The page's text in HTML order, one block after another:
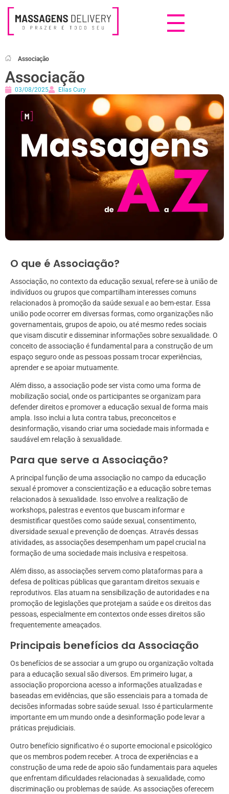
Associação
Associação
03/08/2025 Elias Cury
O que é Associação?
Associação, no contexto da educação sexual, refere-se à união de
indivíduos ou grupos que compartilham interesses comuns
relacionados à promoção da saúde sexual e ao bem-estar. Essa
união pode ocorrer em diversas formas, como organizações não
governamentais, grupos de apoio, ou até mesmo redes sociais
que visam discutir e disseminar informações sobre sexualidade. O
conceito de associação é fundamental para a construção de um
espaço seguro onde as pessoas possam trocar experiências,
aprender e se apoiar mutuamente.
Além disso, a associação pode ser vista como uma forma de
mobilização social, onde os participantes se organizam para
defender direitos e promover a educação sexual de forma mais
ampla. Isso inclui a luta contra tabus, preconceitos e
desinformação, visando criar uma sociedade mais informada e
saudável em relação à sexualidade.
Para que serve a Associação?
A principal função de uma associação no campo da educação
sexual é promover a conscientização e a educação sobre temas
relacionados à sexualidade. Isso envolve a realização de
workshops, palestras e eventos que buscam informar e
desmistificar questões como saúde sexual, consentimento,
diversidade sexual e prevenção de doenças. Através dessas
atividades, as associações desempenham um papel crucial na
formação de uma sociedade mais inclusiva e respeitosa.
Além disso, as associações servem como plataformas para a
defesa de políticas públicas que garantam direitos sexuais e
reprodutivos. Elas atuam na sensibilização de autoridades e na
promoção de legislações que protejam a saúde e os direitos das
pessoas, especialmente em contextos onde esses direitos são
frequentemente ameaçados.
Principais benefícios da Associação
Os benefícios de se associar a um grupo ou organização voltada
para a educação sexual são diversos. Em primeiro lugar, a
associação proporciona acesso a informações atualizadas e
baseadas em evidências, que são essenciais para a tomada de
decisões informadas sobre saúde sexual. Isso é particularmente
importante em um mundo onde a desinformação pode levar a
práticas prejudiciais.
Outro benefício significativo é o suporte emocional e psicológico
que os membros podem receber. A troca de experiências e a
construção de uma rede de apoio são fundamentais para aqueles
que enfrentam dificuldades relacionadas à sexualidade, como
discriminação ou problemas de saúde. As associações oferecem